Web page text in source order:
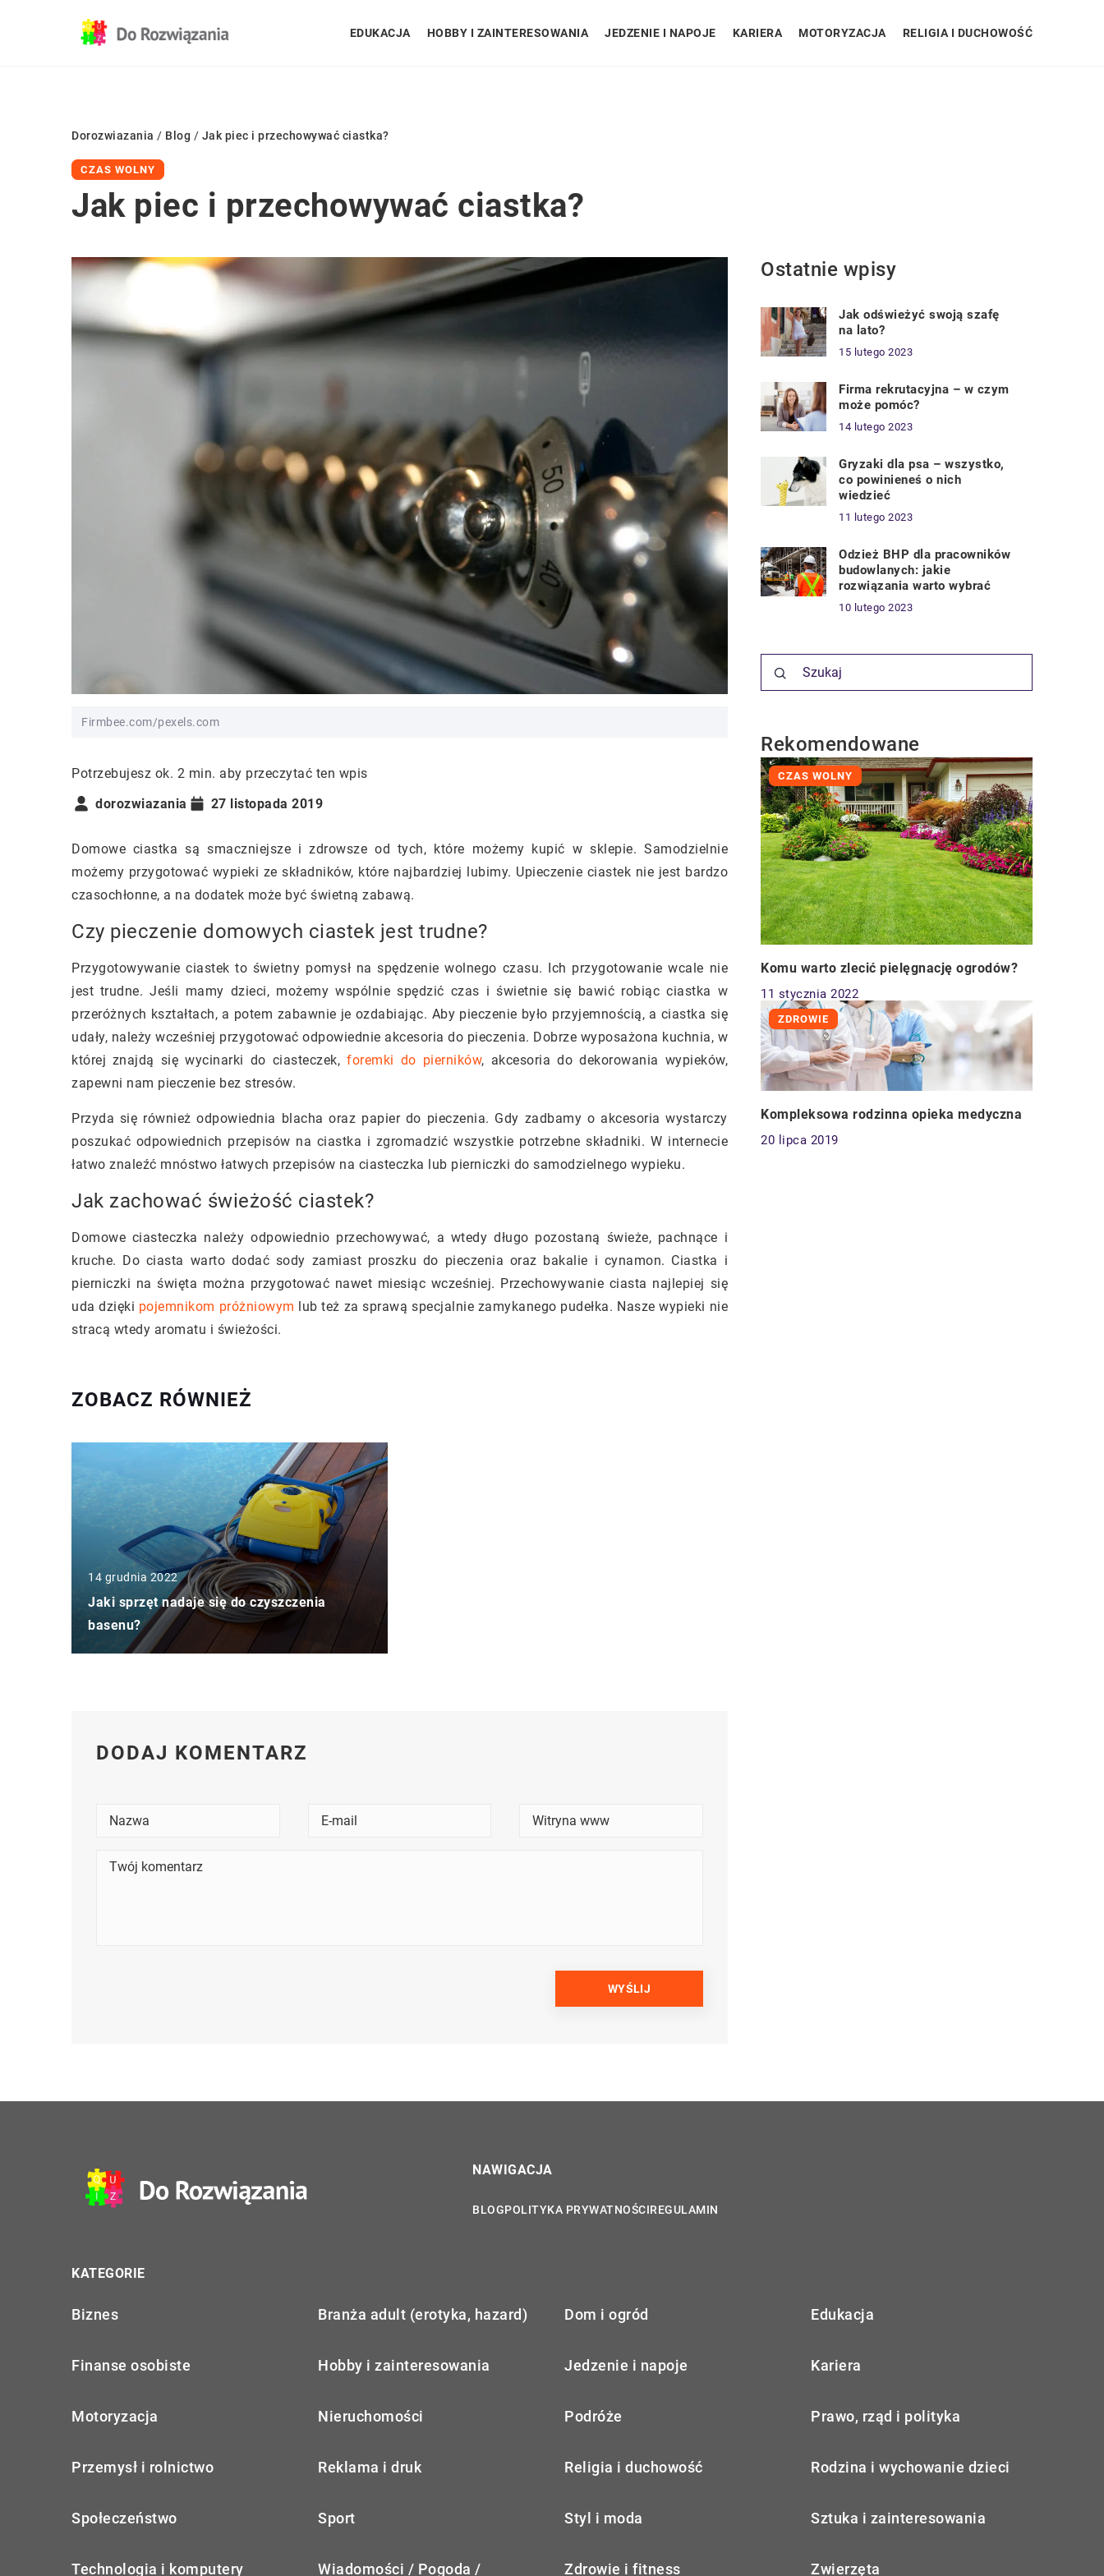
EDUKACJA HOBBY I ZAINTERESOWANIA JEDZENIE I NAPOJE KARIERA MOTORYZACJA RELIGIA I DUCHOWOŚĆ
Dorozwiazania / Blog / Jak piec i przechowywać ciastka?
CZAS WOLNY
Jak piec i przechowywać ciastka?
Firmbee.com/pexels.com
Potrzebujesz ok. 2 min. aby przeczytać ten wpis
dorozwiazania
27 listopada 2019
Domowe ciastka są smaczniejsze i zdrowsze od tych, które możemy kupić w sklepie. Samodzielnie
możemy przygotować wypieki ze składników, które najbardziej lubimy. Upieczenie ciastek nie jest bardzo
czasochłonne, a na dodatek może być świetną zabawą.
Czy pieczenie domowych ciastek jest trudne?
Przygotowywanie ciastek to świetny pomysł na spędzenie wolnego czasu. Ich przygotowanie wcale nie
jest trudne. Jeśli mamy dzieci, możemy wspólnie spędzić czas i świetnie się bawić robiąc ciastka w
przeróżnych kształtach, a potem zabawnie je ozdabiając. Aby pieczenie było przyjemnością, a ciastka się
udały, należy wcześniej przygotować odpowiednie akcesoria do pieczenia. Dobrze wyposażona kuchnia, w
której znajdą się wycinarki do ciasteczek,foremki do pierników, akcesoria do dekorowania wypieków,
zapewni nam pieczenie bez stresów.
Przyda się również odpowiednia blacha oraz papier do pieczenia. Gdy zadbamy o akcesoria wystarczy
poszukać odpowiednich przepisów na ciastka i zgromadzić wszystkie potrzebne składniki. W internecie
łatwo znaleźć mnóstwo łatwych przepisów na ciasteczka lub pierniczki do samodzielnego wypieku.
Jak zachować świeżość ciastek?
Domowe ciasteczka należy odpowiednio przechowywać, a wtedy długo pozostaną świeże, pachnące i
kruche. Do ciasta warto dodać sody zamiast proszku do pieczenia oraz bakalie i cynamon. Ciastka i
pierniczki na święta można przygotować nawet miesiąc wcześniej. Przechowywanie ciasta najlepiej się
uda dzięki pojemnikom próżniowym lub też za sprawą specjalnie zamykanego pudełka. Nasze wypieki nie
stracą wtedy aromatu i świeżości.
ZOBACZ RÓWNIEŻ
14 grudnia 2022
Jaki sprzęt nadaje się do czyszczenia
basenu?
Ostatnie wpisy
Jak odświeżyć swoją szafę
na lato?
15 lutego 2023
Firma rekrutacyjna – w czym
może pomóc?
14 lutego 2023
Gryzaki dla psa – wszystko,
co powinieneś o nich
wiedzieć
11 lutego 2023
Odzież BHP dla pracowników
budowlanych: jakie
rozwiązania warto wybrać
10 lutego 2023
Rekomendowane
CZAS WOLNY
Komu warto zlecić pielęgnację ogrodów?
11 stycznia 2022
ZDROWIE
Kompleksowa rodzinna opieka medyczna
20 lipca 2019
DODAJ KOMENTARZ
NAWIGACJA
BLOGPOLITYKA PRYWATNOŚCIREGULAMIN
KATEGORIE
Biznes Branża adult (erotyka, hazard) Dom i ogród Edukacja
Finanse osobiste Hobby i zainteresowania Jedzenie i napoje Kariera
Motoryzacja Nieruchomości Podróże Prawo, rząd i polityka
Przemysł i rolnictwo Reklama i druk Religia i duchowość Rodzina i wychowanie dzieci
Społeczeństwo Sport Styl i moda Sztuka i zainteresowania
Technologia i komputery Wiadomości / Pogoda / Zdrowie i fitness Zwierzęta